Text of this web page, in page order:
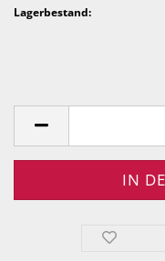
Lagerbestand: